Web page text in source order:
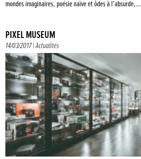
mondes imaginaires, poésie naïve et ôdes à l’absurde,…
PIXEL MUSEUM
14/03/2017 |Actualités